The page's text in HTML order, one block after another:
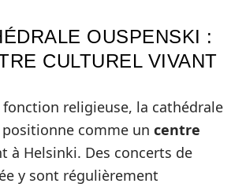
OUSPENSKI :
CULTUREL VIVANT
fonction religieuse, la cathédrale
comme un centre
à Helsinki. Des concerts de
y sont régulièrement